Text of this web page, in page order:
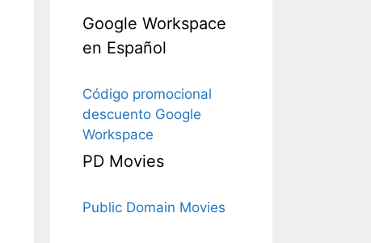
Google Workspace
en Español
Código promocional
descuento Google
Workspace
PD Movies
Public Domain Movies